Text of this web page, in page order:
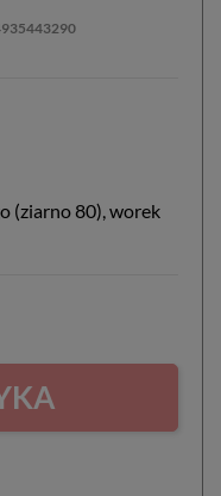
(ziarno 80), worek